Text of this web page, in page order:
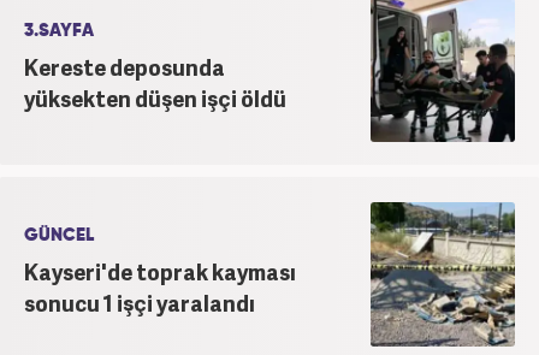
3.SAYFA
Kereste deposunda
yüksekten düşen işçi öldü
GÜNCEL
Kayseri'de toprak kayması
sonucu 1 işçi yaralandı